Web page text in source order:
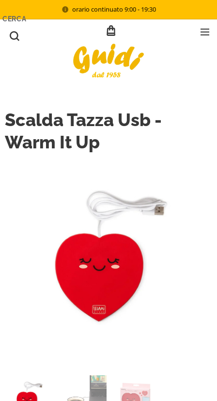
orario continuato 9:00 - 19:30
CERCA
Scalda Tazza Usb -
Warm It Up